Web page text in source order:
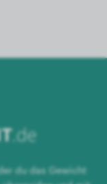
du das Gewicht